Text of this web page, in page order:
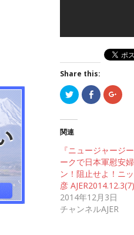
Share this:
ク
リ
し
て
T
i
t
t
e
r
で
共
有
新
F
a
で
共
有
す
る
に
は
ク
リ
ッ
ク
リ
o
g
l
e
+
で
共
(
新
関連
『ニュージャージ
ークで日本軍慰安
ン！阻止せよ！ニ
彦 AJER2014.12.3(7)
2014年12月3日
チャンネルAJER